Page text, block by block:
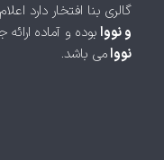
گالری بنا افتخار دارد
و نووابوده و آماده
نووامی باشد.